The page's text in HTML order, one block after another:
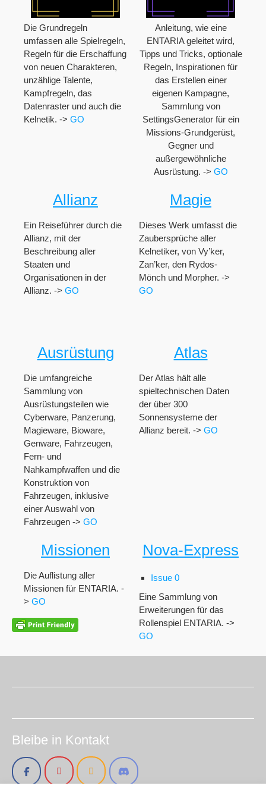
Die Grundregeln
umfassen alle Spielregeln,
Regeln für die Erschaffung
von neuen Charakteren,
unzählige Talente,
Kampfregeln, das
Datenraster und auch die
Kelnetik. -> GO
Anleitung, wie eine
ENTARIA geleitet wird,
Tipps und Tricks, optionale
Regeln, Inspirationen für
das Erstellen einer
eigenen Kampagne,
Sammlung von
SettingsGenerator für ein
Missions-Grundgerüst,
Gegner und
außergewöhnliche
Ausrüstung. -> GO
Allianz
Ein Reiseführer durch die
Allianz, mit der
Beschreibung aller
Staaten und
Organisationen in der
Allianz. -> GO
Magie
Dieses Werk umfasst die
Zaubersprüche aller
Kelnetiker, von Vy’ker,
Zan’ker, den Rydos-
Mönch und Morpher. ->
GO
Ausrüstung
Die umfangreiche
Sammlung von
Ausrüstungsteilen wie
Cyberware, Panzerung,
Magieware, Bioware,
Genware, Fahrzeugen,
Fern- und
Nahkampfwaffen und die
Konstruktion von
Fahrzeugen, inklusive
einer Auswahl von
Fahrzeugen -> GO
Atlas
Der Atlas hält alle
spieltechnischen Daten
der über 300
Sonnensysteme der
Allianz bereit. -> GO
Missionen
Die Auflistung aller
Missionen für ENTARIA. -
> GO
Nova-Express
Issue 0
Eine Sammlung von
Erweiterungen für das
Rollenspiel ENTARIA. ->
GO
Bleibe in Kontakt